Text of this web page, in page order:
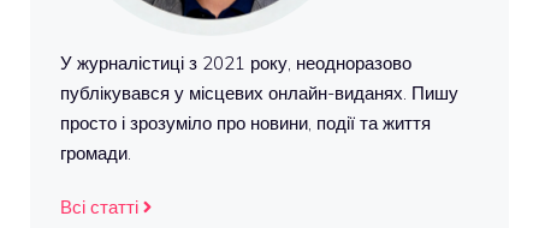
У журналістиці з 2021 року, неодноразово
публікувався у місцевих онлайн-виданях. Пишу
просто і зрозуміло про новини, події та життя
громади.
Всі статті